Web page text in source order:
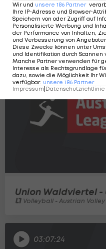
UVC Graz - Union
Volleyball - Austrian Volley
04:15:49
Union Waldviertel -
Volleyball - Austrian Volley
03:07:24
Wir und unsere 186 Partner
Ihre IP-Adresse und Browser-
Speichern von oder Zugriff auf
Personalisierte Werbung und
der Performance von Inhalten,
und Verbesserung von
Diese Zwecke können unter
und Identifikation durch Scannen
Manche Partner verwenden für
Interesse als Rechtsgrundlage
dazu, sowie die Möglichkeit Ihr
verfügbar: unsere 186 Partner
Impressum|Datenschutzrichtlinie